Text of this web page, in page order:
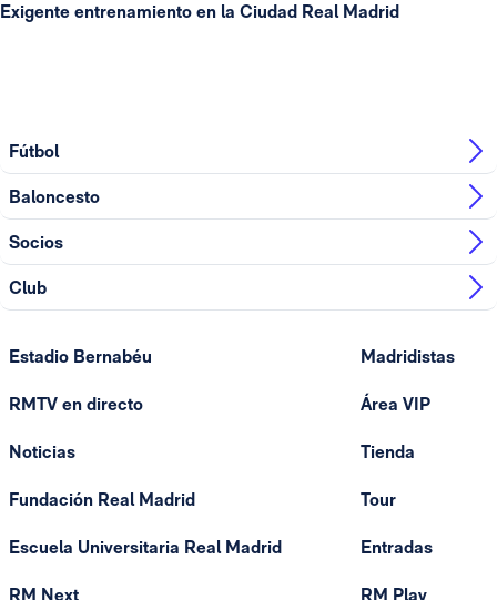
Exigente entrenamiento en la Ciudad Real Madrid
Fútbol
Baloncesto
Socios
Club
Estadio Bernabéu
RMTV en directo
Noticias
Fundación Real Madrid
Escuela Universitaria Real Madrid
RM Next
Madridistas
Área VIP
Tienda
Tour
Entradas
RM Play